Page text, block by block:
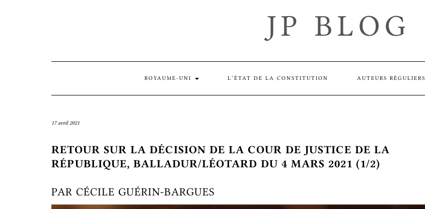
JP BLOG
ROYAUME-UNI L’ÉTAT DE LA CONSTITUTION AUTEURS RÉGULIERS
17 avril 2021
RETOUR SUR LA DÉCISION DE LA COUR DE JUSTICE DE LA
RÉPUBLIQUE, BALLADUR/LÉOTARD DU 4 MARS 2021 (1/2)
PAR CÉCILE GUÉRIN-BARGUES